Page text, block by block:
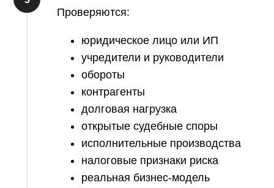
Проверяются:
юридическое лицо или ИП
учредители и руководители
обороты
контрагенты
долговая нагрузка
открытые судебные споры
исполнительные производства
налоговые признаки риска
реальная бизнес-модель